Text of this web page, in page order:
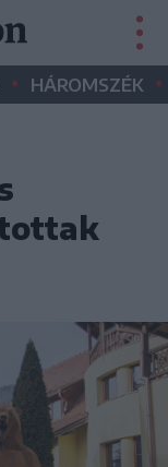
• HÁROMSZÉK •